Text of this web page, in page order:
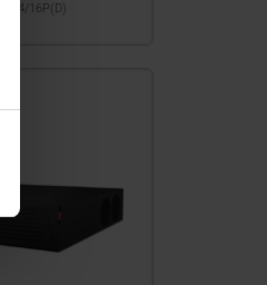
K4/16P(D)